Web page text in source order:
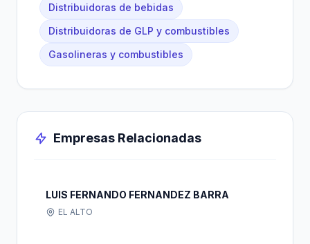
Distribuidoras de bebidas
Distribuidoras de GLP y combustibles
Gasolineras y combustibles
Empresas Relacionadas
LUIS FERNANDO FERNANDEZ BARRA
EL ALTO